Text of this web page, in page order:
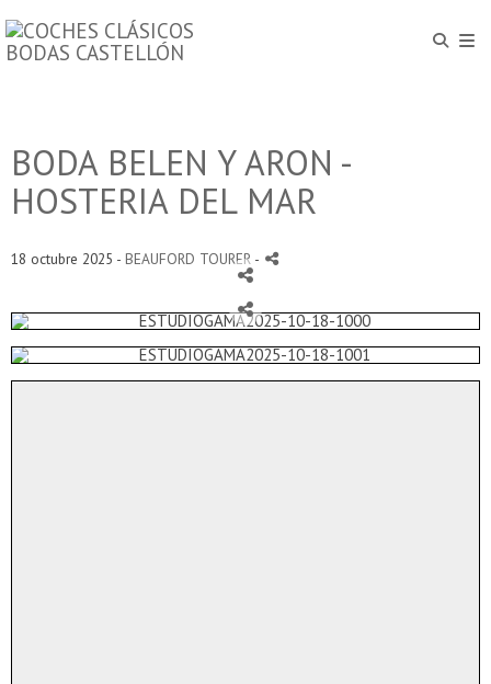
BODA BELEN Y ARON -
HOSTERIA DEL MAR
18 octubre 2025 - BEAUFORD TOURER -